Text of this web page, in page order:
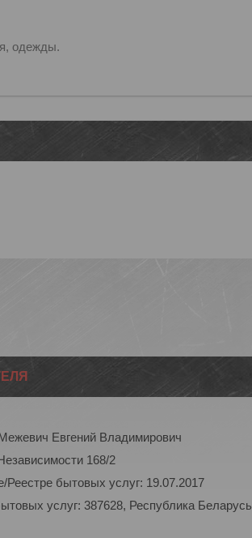
одежды.
Евгений Владимирович
168/2
Реестре бытовых услуг: 19.07.2017
услуг: 387628, Республика Беларусь